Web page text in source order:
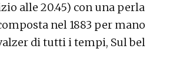
alle 20.45) con una perla
nel 1883 per mano
di tutti i tempi, Sul bel